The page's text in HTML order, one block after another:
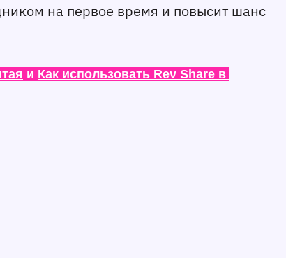
на первое время и повысит шанс
и Как использовать Rev Share в